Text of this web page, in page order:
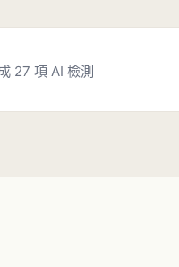
27 項 AI 檢測